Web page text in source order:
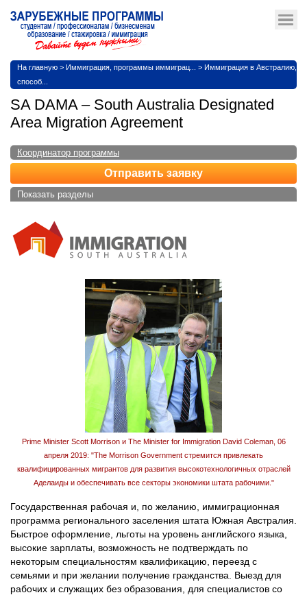
На главную > Иммиграция, программы иммиграц... > Иммиграция в Австралию,
способ...
SA DAMA – South Australia Designated
Area Migration Agreement
Координатор программы
Отправить заявку
Показать разделы
Prime Minister Scott Morrison и The Minister for Immigration David Coleman, 06
апреля 2019: "The Morrison Government стремится привлекать
квалифицированных мигрантов для развития высокотехнологичных отраслей
Аделаиды и обеспечивать все секторы экономики штата рабочими."
Государственная рабочая и, по желанию, иммиграционная
программа регионального заселения штата Южная Австралия.
Быстрое оформление, льготы на уровень английского языка,
высокие зарплаты, возможность не подтверждать по
некоторым специальностям квалификацию, переезд с
семьями и при желании получение гражданства. Выезд для
рабочих и служащих без образования, для специалистов со